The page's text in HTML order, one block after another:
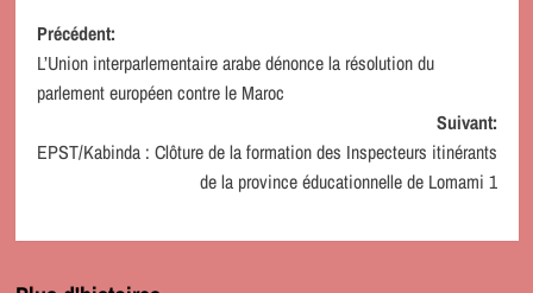
Navigation
d’article
Précédent:
L’Union interparlementaire arabe dénonce la résolution du
parlement européen contre le Maroc
Suivant:
EPST/Kabinda : Clôture de la formation des Inspecteurs itinérants
de la province éducationnelle de Lomami 1